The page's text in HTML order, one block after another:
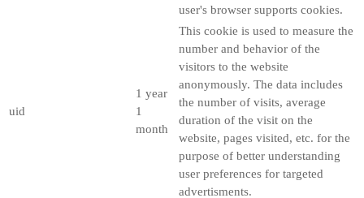
user's browser supports cookies.
uid
1 year
1
month
This cookie is used to measure the
number and behavior of the
visitors to the website
anonymously. The data includes
the number of visits, average
duration of the visit on the
website, pages visited, etc. for the
purpose of better understanding
user preferences for targeted
advertisments.